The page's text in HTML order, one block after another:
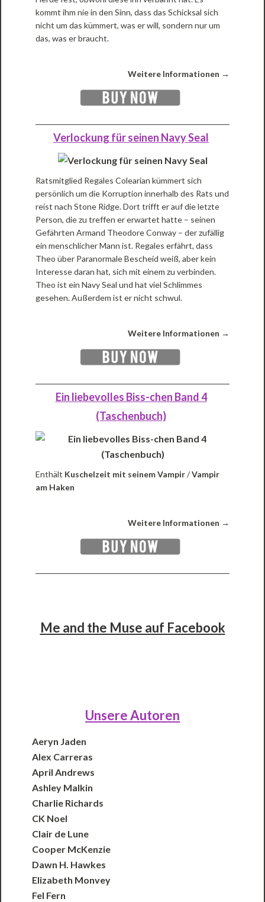
kommt ihm nie in den Sinn, dass das Schicksal sich
nicht um das kümmert, was er will, sondern nur um
das, was er braucht.
Weitere Informationen →
Verlockung für seinen Navy Seal
Ratsmitglied Regales Colearian kümmert sich
persönlich um die Korruption innerhalb des Rats und
reist nach Stone Ridge. Dort trifft er auf die letzte
Person, die zu treffen er erwartet hatte – seinen
Gefährten Armand Theodore Conway – der zufällig
ein menschlicher Mann ist. Regales erfährt, dass
Theo über Paranormale Bescheid weiß, aber kein
Interesse daran hat, sich mit einem zu verbinden.
Theo ist ein Navy Seal und hat viel Schlimmes
gesehen. Außerdem ist er nicht schwul.
Weitere Informationen →
Ein liebevolles Biss-chen Band 4
(Taschenbuch)
Enthält Kuschelzeit mit seinem Vampir/Vampir
am Haken
Weitere Informationen →
Me and the Muse auf Facebook
Unsere Autoren
Aeryn Jaden
Alex Carreras
April Andrews
Ashley Malkin
Charlie Richards
CK Noel
Clair de Lune
Cooper McKenzie
Dawn H. Hawkes
Elizabeth Monvey
Fel Fern